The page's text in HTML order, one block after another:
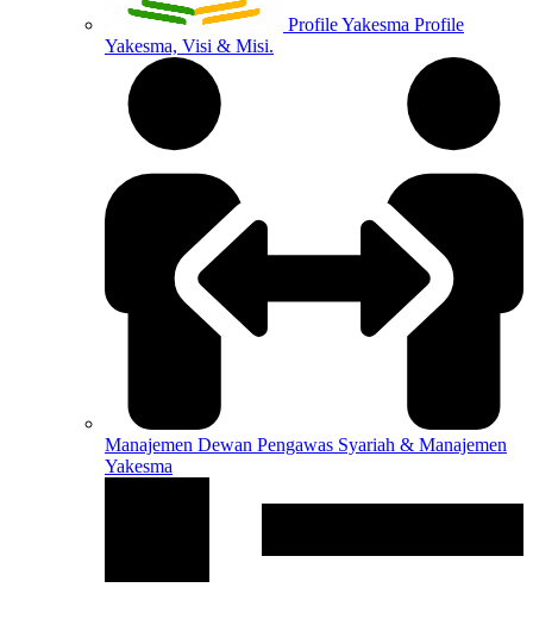
Profile Yakesma Profile
Yakesma, Visi & Misi.
Manajemen Dewan Pengawas Syariah & Manajemen
Yakesma